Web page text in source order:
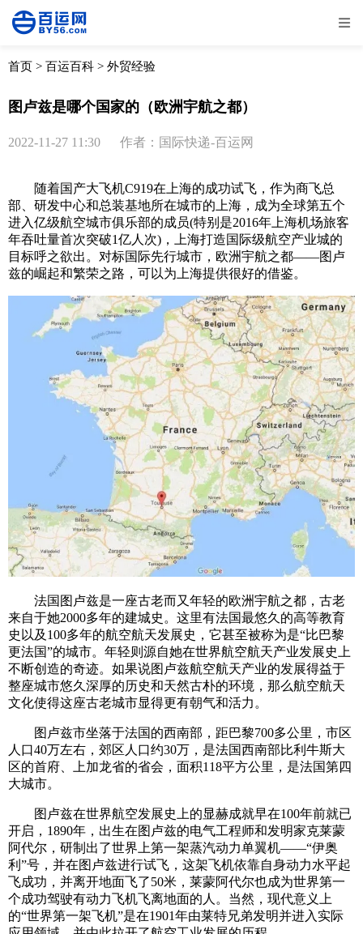
全部 物流资讯
取消 确定
首页 > 百运百科 > 外贸经验
图卢兹是哪个国家的（欧洲宇航之都）
2022-11-27 11:30 作者：国际快递-百运网
随着国产大飞机C919在上海的成功试飞，作为商飞总
部、研发中心和总装基地所在城市的上海，成为全球第五个
进入亿级航空城市俱乐部的成员(特别是2016年上海机场旅客
年吞吐量首次突破1亿人次)，上海打造国际级航空产业城的
目标呼之欲出。对标国际先行城市，欧洲宇航之都——图卢
兹的崛起和繁荣之路，可以为上海提供很好的借鉴。
法国图卢兹是一座古老而又年轻的欧洲宇航之都，古老
来自于她2000多年的建城史。这里有法国最悠久的高等教育
史以及100多年的航空航天发展史，它甚至被称为是“比巴黎
更法国”的城市。年轻则源自她在世界航空航天产业发展史上
不断创造的奇迹。如果说图卢兹航空航天产业的发展得益于
整座城市悠久深厚的历史和天然古朴的环境，那么航空航天
文化使得这座古老城市显得更有朝气和活力。
图卢兹市坐落于法国的西南部，距巴黎700多公里，市区
人口40万左右，郊区人口约30万，是法国西南部比利牛斯大
区的首府、上加龙省的省会，面积118平方公里，是法国第四
大城市。
图卢兹在世界航空发展史上的显赫成就早在100年前就已
开启，1890年，出生在图卢兹的电气工程师和发明家克莱蒙
阿代尔，研制出了世界上第一架蒸汽动力单翼机——“伊奥
利”号，并在图卢兹进行试飞，这架飞机依靠自身动力水平起
飞成功，并离开地面飞了50米，莱蒙阿代尔也成为世界第一
个成功驾驶有动力飞机飞离地面的人。当然，现代意义上
的“世界第一架飞机”是在1901年由莱特兄弟发明并进入实际